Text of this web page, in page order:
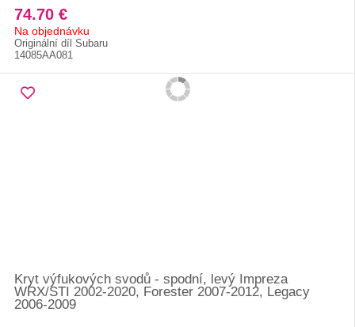
74.70 €
Na objednávku
Originální díl Subaru
14085AA081
Kryt výfukových svodů - spodní, levý Impreza
WRX/STI 2002-2020, Forester 2007-2012, Legacy
2006-2009